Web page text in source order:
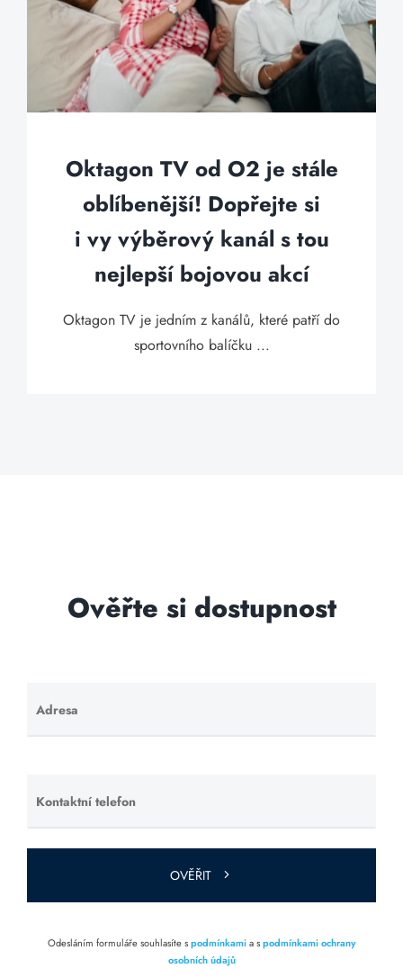
Oktagon TV od O2 je stále
oblíbenější! Dopřejte si
i vy výběrový kanál s tou
nejlepší bojovou akcí
Oktagon TV je jedním z kanálů, které patří do
sportovního balíčku ...
Ověřte si dostupnost
Adresa
Ponechte
toto pole
Kontaktní telefon
Ponechte
toto pole
prázdné.
OVĚŘIT
Odesláním formuláře souhlasíte spodmínkamia spodmínkami ochrany
osobních údajů